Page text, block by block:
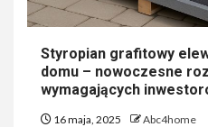
Styropian grafitowy
domu – nowoczesne
wymagających
16 maja, 2025 Abc4home